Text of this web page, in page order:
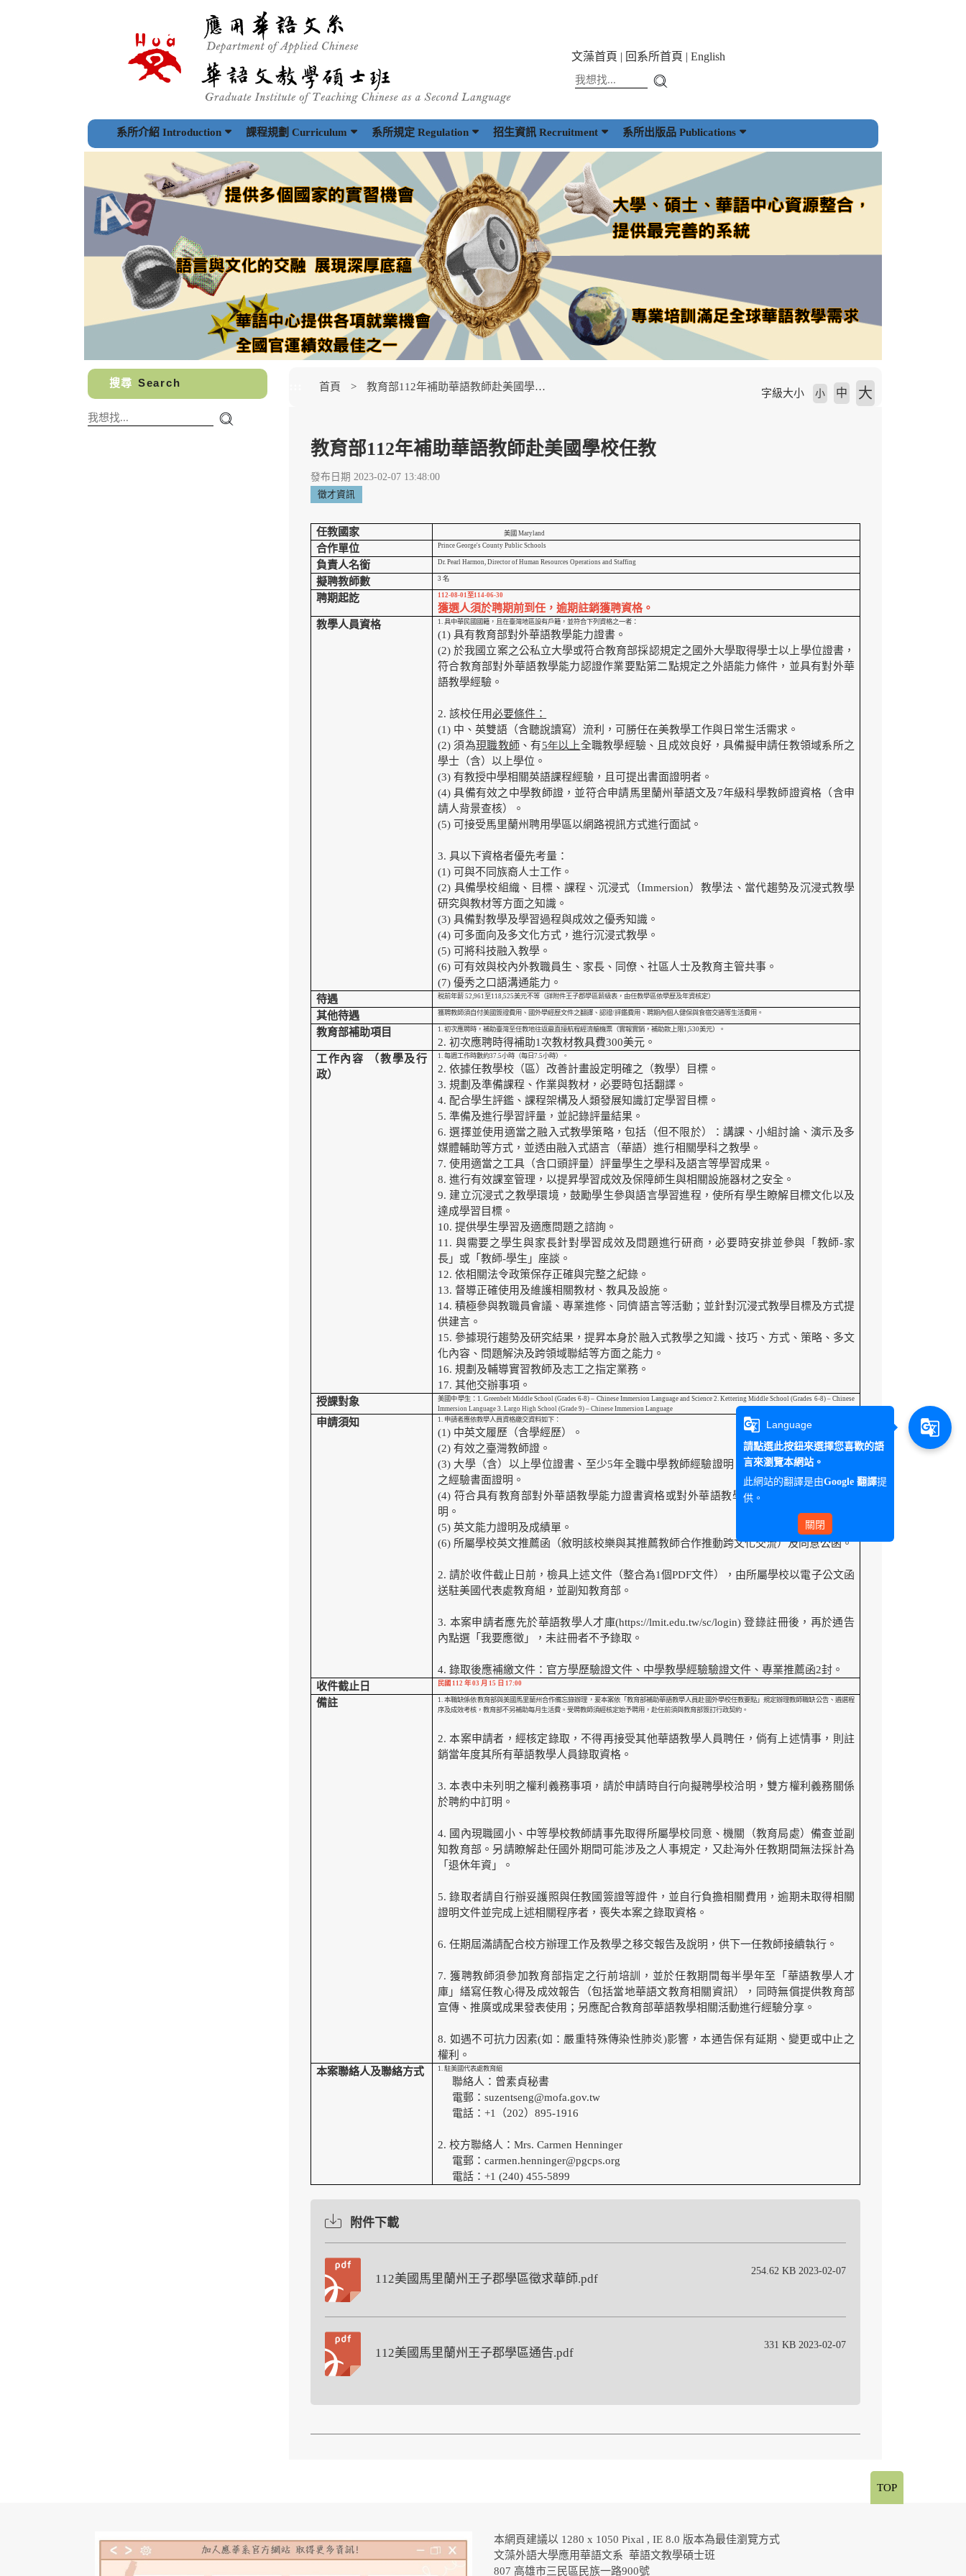
文藻首頁 回系所首頁 English
系所介紹 Introduction 課程規劃 Curriculum 系所規定 Regulation 招生資訊 Recruitment 系所出版品 Publications
搜尋 Search 首頁 教育部112年補助華語教師赴美國學校任教
字級大小 小 中 大
教育部112年補助華語教師赴美國學校任教
發布日期 2023-02-07 13:48:00
徵才資訊
任教國家 美國 Maryland
合作單位 Prince George's County Public Schools
負責人名銜 Dr. Pearl Harmon, Director of Human Resources Operations and Staffing
擬聘教師數 3名
聘期起訖 112-08-01至114-06-30
獲選人須於聘期前到任，逾期註銷獲聘資格。
教學人員資格
1.具中華民國國籍，且在臺灣地區設有戶籍，並符合下列資格之一者：
(1)具有教育部對外華語教學能力證書。
(2)於我國立案之公私立大學或符合教育部採認規定之國外大學取得學士以上學位證書，
符合教育部對外華語教學能力認證作業要點第二點規定之外語能力條件，並具有對外華
語教學經驗。
2.該校任用必要條件 ：
(1) 中、英雙語（含聽說讀寫）流利，可勝任在美教學工作與日常生活需求。
(2)須為現職教師 、有5年以上全職教學經驗、且成效良好，具備擬申請任教領域系所之
學士（含）以上學位。
(3)有教授中學相關英語課程經驗，且可提出書面證明者。
(4)具備有效之中學教師證，並符合申請馬里蘭州華語文及7年級科學教師證資格（含申
請人背景查核）。
(5) 可接受馬里蘭州聘用學區以網路視訊方式進行面試。
3.具以下資格者優先考量：
(1) 可與不同族裔人士工作。
(2) 具備學校組織、目標、課程、沉浸式（Immersion）教學法、當代趨勢及沉浸式教學
研究與教材等方面之知識。
(3)具備對教學及學習過程與成效之優秀知識。
(4) 可多面向及多文化方式，進行沉浸式教學。
(5) 可將科技融入教學。
(6) 可有效與校內外教職員生、家長、同僚、社區人士及教育主管共事。
(7)優秀之口語溝通能力。
待遇
稅前年薪 52,961至118,525美元不等（詳附件王子郡學區薪級表，由任教學區依學歷及年資核定）
其他待遇 獲聘教師須自付美國簽證費用、國外學經歷文件之翻譯、認證/評鑑費用、聘期內個人健保與食宿交通等生活費用。
教育部補助項目 1.初次應聘時，補助臺灣至任教地往返最直接航程經濟艙機票（實報實銷，補助款上限1,530美元）。
2.初次應聘時得補助1次教材教具費300美元。
工作內容 （教學及行
政）
1.每週工作時數約37.5小時（每日7.5小時）。
2.依據任教學校（區）改善計畫設定明確之（教學）目標。
3.規劃及準備課程、作業與教材，必要時包括翻譯。
4. 配合學生評鑑、課程架構及人類發展知識訂定學習目標。
5.準備及進行學習評量，並記錄評量結果。
6.選擇並使用適當之融入式教學策略，包括（但不限於）：講課、小組討論、演示及多
媒體輔助等方式，並透由融入式語言（華語）進行相關學科之教學。
7.使用適當之工具（含口頭評量）評量學生之學科及語言等學習成果。
8.進行有效課室管理，以提昇學習成效及保障師生與相關設施器材之安全。
9. 建立沉浸式之教學環境，鼓勵學生參與語言學習進程，使所有學生瞭解目標文化以及
達成學習目標。
10.提供學生學習及適應問題之諮詢。
11. 與需要之學生與家長針對學習成效及問題進行研商，必要時安排並參與「教師-家
長」或「教師-學生」座談。
12.依相關法令政策保存正確與完整之紀錄。
13.督導正確使用及維護相關教材、教具及設施。
14.積極參與教職員會議、專業進修、同儕語言等活動；並針對沉浸式教學目標及方式提
供建言。
15. 參據現行趨勢及研究結果，提昇本身於融入式教學之知識、技巧、方式、策略、多文
化內容、問題解決及跨領域聯結等方面之能力。
16.規劃及輔導實習教師及志工之指定業務。
17.其他交辦事項。
授課對象
美國中學生：1. Greenbelt Middle School (Grades 6-8) – Chinese Immersion Language and Science 2. Kettering Middle School (Grades 6-8) – Chinese
Immersion Language 3. Largo High School (Grade 9) – Chinese Immersion Language
申請須知 1. 申請者應依教學人員資格繳交資料如下：
(1) 中英文履歷（含學經歷）。
(2)有效之臺灣教師證。
(3) 大學（含）以上學位證書、至少5年全職中學教師經驗證明、教授中學相關英語課程
之經驗書面證明。
(4) 符合具有教育部對外華語教學能力證書資格或對外華語教學經驗證明者，請檢附證
明。
(5)英文能力證明及成績單。
(6) 所屬學校英文推薦函（敘明該校樂與其推薦教師合作推動跨文化交流）及同意公函。
2.請於收件截止日前，檢具上述文件（整合為1個PDF文件），由所屬學校以電子公文函
送駐美國代表處教育組，並副知教育部。
3. 本案申請者應先於華語教學人才庫(https://lmit.edu.tw/sc/login) 登錄註冊後，再於通告
內點選「我要應徵」，未註冊者不予錄取。
4.錄取後應補繳文件：官方學歷驗證文件、中學教學經驗驗證文件、專業推薦函2封。
收件截止日
民國 112 年 03 月 15 日 17:00
備註 1.本職缺係依教育部與美國馬里蘭州合作備忘錄辦理，爰本案依「教育部補助華語教學人員赴國外學校任教要點」規定辦理教師職缺公告、遴選程
序及成效考核，教育部不另補助每月生活費。受聘教師須經核定始予聘用，赴任前須與教育部簽訂行政契約。
2.本案申請者，經核定錄取，不得再接受其他華語教學人員聘任，倘有上述情事，則註
銷當年度其所有華語教學人員錄取資格。
3.本表中未列明之權利義務事項，請於申請時自行向擬聘學校洽明，雙方權利義務關係
於聘約中訂明。
4. 國內現職國小、中等學校教師請事先取得所屬學校同意、機關（教育局處）備查並副
知教育部。另請瞭解赴任國外期間可能涉及之人事規定，又赴海外任教期間無法採計為
「退休年資」。
5.錄取者請自行辦妥護照與任教國簽證等證件，並自行負擔相關費用，逾期未取得相關
證明文件並完成上述相關程序者，喪失本案之錄取資格。
6.任期屆滿請配合校方辦理工作及教學之移交報告及說明，供下一任教師接續執行。
7. 獲聘教師須參加教育部指定之行前培訓，並於任教期間每半學年至「華語教學人才
庫」繕寫任教心得及成效報告（包括當地華語文教育相關資訊），同時無償提供教育部
宣傳、推廣或成果發表使用；另應配合教育部華語教學相關活動進行經驗分享。
8. 如遇不可抗力因素(如：嚴重特殊傳染性肺炎)影響，本通告保有延期、變更或中止之
權利。
本案聯絡人及聯絡方式
1.駐美國代表處教育組
聯絡人：曾素貞秘書
電郵：suzentseng@mofa.gov.tw
電話：+1（202）895-1916
2.校方聯絡人：Mrs. Carmen Henninger
電郵：carmen.henninger@pgcps.org
電話：+1 (240) 455-5899
附件下載
112美國馬里蘭州王子郡學區徵求華師.pdf
254.62 KB 2023-02-07
112美國馬里蘭州王子郡學區通告.pdf
331 KB 2023-02-07
本網頁建議以 1280 x 1050 Pixal , IE 8.0 版本為最佳瀏覽方式
文藻外語大學應用華語文系 華語文教學碩士班
807 高雄市三民區民族一路900號
TOP
g_translate Language
請點選此按鈕來選擇您喜歡的語
言來瀏覽本網站。
此網站的翻譯是由Google 翻譯提
供。
關閉
g_translate